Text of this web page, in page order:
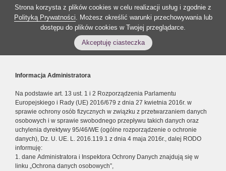
Strona korzysta z plików cookies w celu realizacji usług i zgodnie z
Polityką Prywatności. Możesz określić warunki przechowywania lub
dostępu do plików cookies w Twojej przeglądarce.
Akceptuję ciasteczka
Informacja Administratora
Na podstawie art. 13 ust. 1 i 2 Rozporządzenia Parlamentu
Europejskiego i Rady (UE) 2016/679 z dnia 27 kwietnia 2016r. w
sprawie ochrony osób fizycznych w związku z przetwarzaniem danych
osobowych i w sprawie swobodnego przepływu takich danych oraz
uchylenia dyrektywy 95/46/WE (ogólne rozporządzenie o ochronie
danych), Dz. U. UE. L. 2016.119.1 z dnia 4 maja 2016r., dalej RODO
informuję:
1. dane Administratora i Inspektora Ochrony Danych znajdują się w
linku „Ochrona danych osobowych”,